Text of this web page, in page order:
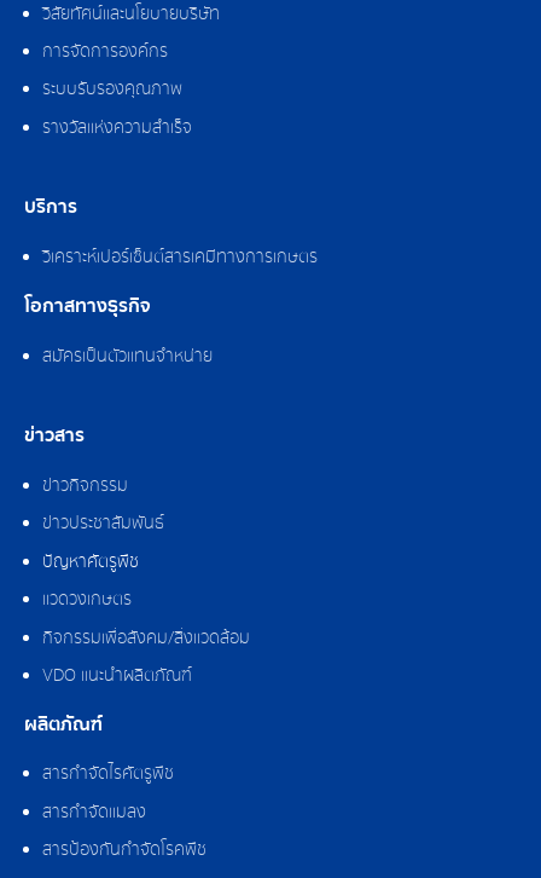
วิสัยทัศน์และนโยบายบริษัท
การจัดการองค์กร
ระบบรับรองคุณภาพ
รางวัลแห่งความสำเร็จ
บริการ
วิเคราะห์เปอร์เซ็นต์สารเคมีทางการเกษตร
โอกาสทางธุรกิจ
สมัครเป็นตัวแทนจำหน่าย
ข่าวสาร
ข่าวกิจกรรม
ข่าวประชาสัมพันธ์
ปัญหาศัตรูพืช
แวดวงเกษตร
กิจกรรมเพื่อสังคม/สิ่งแวดล้อม
VDO แนะนำผลิตภัณฑ์
ผลิตภัณฑ์
สารกำจัดไรศัตรูพืช
สารกำจัดแมลง
สารป้องกันกำจัดโรคพืช